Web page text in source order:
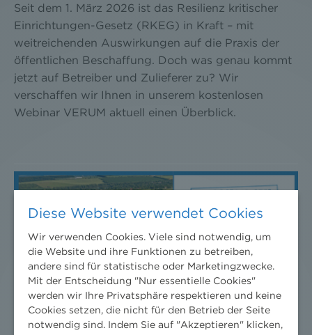
Seit dem 1. März 2026 ist das Resilienz kritischer
Einrichtungen-Gesetz (RKEG) in Kraft – mit
weitreichenden Auswirkungen auf die Praxis der
öffentlichen Beschaffung. Doch was genau kommt
jetzt auf Betreiber und Zulieferer zu? Wir
verschaffen wir Ihnen in unserem kostenlosen
Webinar VERUM aktuell einen Überblick.
Diese Website verwendet Cookies
Wir verwenden Cookies. Viele sind notwendig, um
die Website und ihre Funktionen zu betreiben,
andere sind für statistische oder Marketingzwecke.
Mit der Entscheidung "Nur essentielle Cookies"
werden wir Ihre Privatsphäre respektieren und keine
Cookies setzen, die nicht für den Betrieb der Seite
notwendig sind. Indem Sie auf "Akzeptieren" klicken,